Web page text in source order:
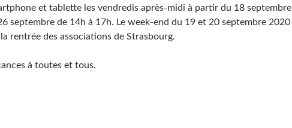
et tablette les vendredis après-midi à partir du 18 septembre
septembre de 14h à 17h. Le week-end du 19 et 20 septembre 2020
rentrée des associations de Strasbourg.
à toutes et tous.